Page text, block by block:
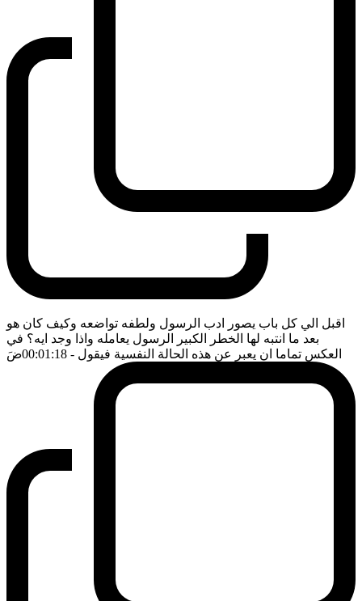
اقبل الي كل باب يصور ادب الرسول ولطفه تواضعه وكيف كان هو
بعد ما انتبه لها الخطر الكبير الرسول يعامله واذا وجد ايه؟ في
العكس تماما ان يعبر عن هذه الحالة النفسية فيقول - 00:01:18 ضَ